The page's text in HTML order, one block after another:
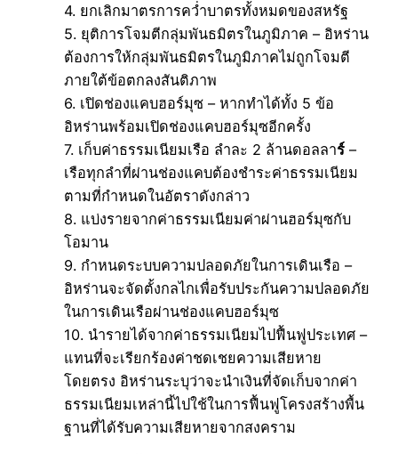
4. ยกเลิกมาตรการคว่ำบาตรทั้งหมดของสหรัฐ
5. ยุติการโจมตีกลุ่มพันธมิตรในภูมิภาค – อิหร่าน
ต้องการให้กลุ่มพันธมิตรในภูมิภาคไม่ถูกโจมตี
ภายใต้ข้อตกลงสันติภาพ
6. เปิดช่องแคบฮอร์มุซ – หากทำได้ทั้ง 5 ข้อ
อิหร่านพร้อมเปิดช่องแคบฮอร์มุซอีกครั้ง
7. เก็บค่าธรรมเนียมเรือ ลำละ 2 ล้านดอลลาร์ –
เรือทุกลำที่ผ่านช่องแคบต้องชำระค่าธรรมเนียม
ตามที่กำหนดในอัตราดังกล่าว
8. แบ่งรายจากค่าธรรมเนียมค่าผ่านฮอร์มุซกับ
โอมาน
9. กำหนดระบบความปลอดภัยในการเดินเรือ –
อิหร่านจะจัดตั้งกลไกเพื่อรับประกันความปลอดภัย
ในการเดินเรือผ่านช่องแคบฮอร์มุซ
10. นำรายได้จากค่าธรรมเนียมไปฟื้นฟูประเทศ –
แทนที่จะเรียกร้องค่าชดเชยความเสียหาย
โดยตรง อิหร่านระบุว่าจะนำเงินที่จัดเก็บจากค่า
ธรรมเนียมเหล่านี้ไปใช้ในการฟื้นฟูโครงสร้างพื้น
ฐานที่ได้รับความเสียหายจากสงคราม